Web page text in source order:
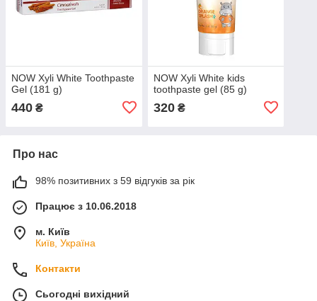
NOW Xyli White Toothpaste
Gel (181 g)
440 ₴
NOW Xyli White kids
toothpaste gel (85 g)
320₴
Про нас
98% позитивних з 59 відгуків за рік
Працює з 10.06.2018
м. Київ
Київ, Україна
Контакти
Сьогодні вихідний